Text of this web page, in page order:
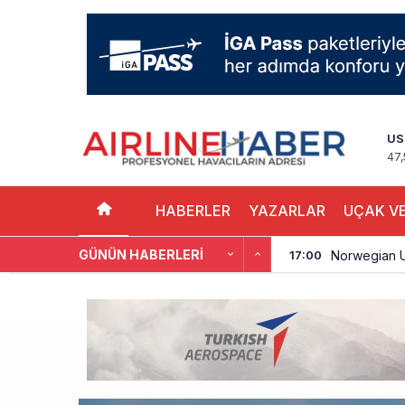
HABERLER YAZARLAR UÇAK
GÜNÜN HABERLERI 17:00 Norwegian
Çiti aştı,
İki hayalet
13:00 THY ve